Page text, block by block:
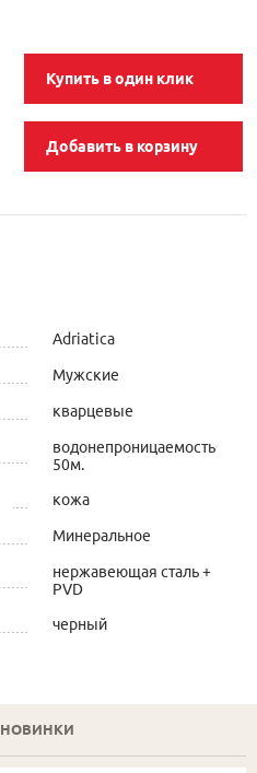
Купить в один клик
Добавить в корзину
Adriatica
Мужские
кварцевые
водонепроницаемость
50м.
кожа
Минеральное
нержавеющая сталь +
PVD
черный
НОВИНКИ